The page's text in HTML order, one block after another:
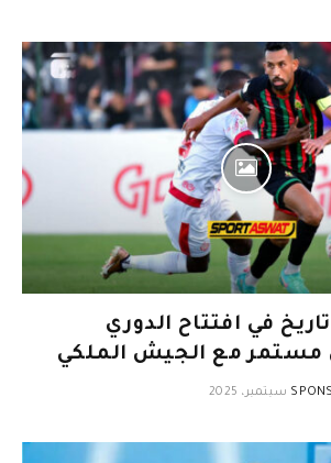
في افتتاح الدوري
مستمر مع الجيش الملكي